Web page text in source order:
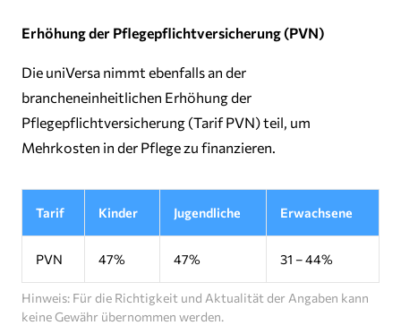
Erhöhung der Pflegepflichtversicherung (PVN)
Die uniVersa nimmt ebenfalls an der
brancheneinheitlichen Erhöhung der
Pflegepflichtversicherung (Tarif PVN) teil, um
Mehrkosten in der Pflege zu finanzieren.
Tarif Kinder Jugendliche Erwachsene
PVN 47% 47% 31 – 44%
Hinweis: Für die Richtigkeit und Aktualität der Angaben kann
keine Gewähr übernommen werden.